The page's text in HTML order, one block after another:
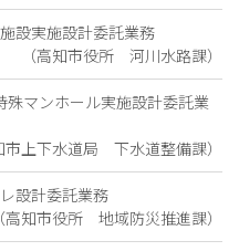
設実施設計委託業務
（高知市役所 河川水路課）
マンホール実施設計委託業
市上下水道局 下水道整備課）
設計委託業務
（高知市役所 地域防災推進課）